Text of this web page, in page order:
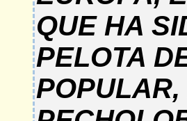
QUE HA
PELOTA